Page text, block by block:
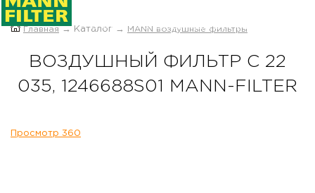
ОФИЦИАЛЬНЫЙ ДИСТРИБЬЮТОР
Главная → Каталог → MANN воздушные фильтры
ВОЗДУШНЫЙ ФИЛЬТР C 22
035, 1246688S01 MANN-FILTER
Просмотр 360